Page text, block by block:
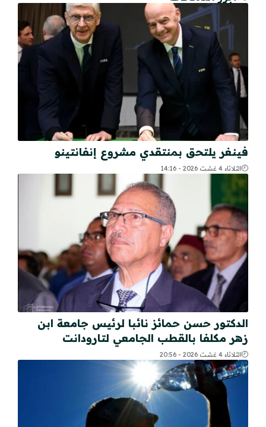
فينغر يلتحق بمنتقدي مشروع إنفانتينو
الثلاثاء 4 غشت 2026 - 14:16
الدكتور حسن حمائز نائبا لرئيس جامعة ابن
زهر مكلفا بالقطب الجامعي لتارودانت
الثلاثاء 4 غشت 2026 - 20:56